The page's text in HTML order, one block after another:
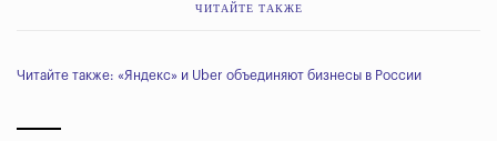
ЧИТАЙТЕ ТАКЖЕ
Читайте также: «Яндекс» и Uber объединяют бизнесы в России